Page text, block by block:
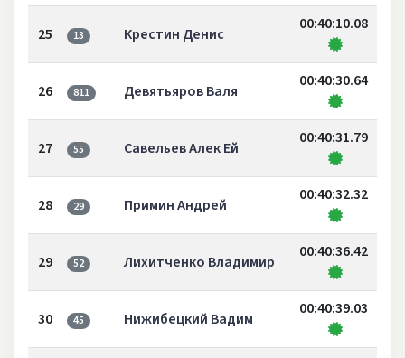
25 13 Крестин Денис
00:40:10.08
26 811 Девятьяров Валя
00:40:30.64
27 55 Савельев Алек Ей
00:40:31.79
28 29 Примин Андрей
00:40:32.32
29 52 Лихитченко Владимир
00:40:36.42
30 45 Нижибецкий Вадим
00:40:39.03